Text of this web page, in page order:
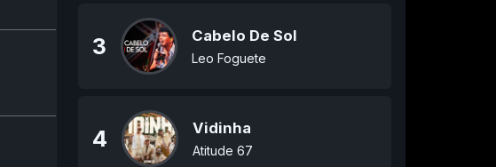
3 Cabelo De Sol
Leo Foguete
4 Vidinha
Atitude 67